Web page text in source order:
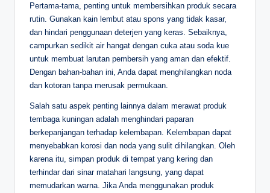
Pertama-tama, penting untuk membersihkan produk secara
rutin. Gunakan kain lembut atau spons yang tidak kasar,
dan hindari penggunaan deterjen yang keras. Sebaiknya,
campurkan sedikit air hangat dengan cuka atau soda kue
untuk membuat larutan pembersih yang aman dan efektif.
Dengan bahan-bahan ini, Anda dapat menghilangkan noda
dan kotoran tanpa merusak permukaan.
Salah satu aspek penting lainnya dalam merawat produk
tembaga kuningan adalah menghindari paparan
berkepanjangan terhadap kelembapan. Kelembapan dapat
menyebabkan korosi dan noda yang sulit dihilangkan. Oleh
karena itu, simpan produk di tempat yang kering dan
terhindar dari sinar matahari langsung, yang dapat
memudarkan warna. Jika Anda menggunakan produk